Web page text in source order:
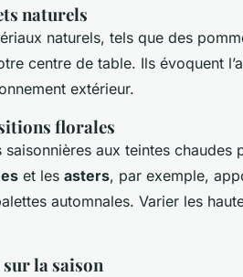
naturels
naturels, tels que des
centre de table. Ils évoquent
extérieur.
florales
saisonnières aux teintes
et les asters, par exemple,
automnales. Varier les
la saison